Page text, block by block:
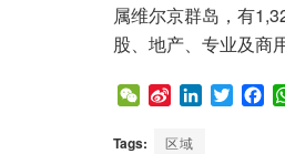
属维尔京群岛，有
股、地产、专业及商
W
C
S
n
L
T
F
Tags: 区域